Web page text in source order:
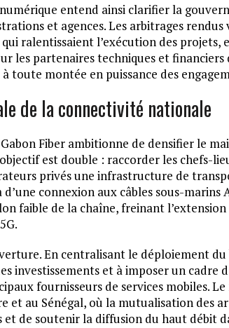
entend ainsi clarifier la
et agences. Les arbitrages
ralentissaient l’exécution des projets,
les partenaires techniques et financiers
toute montée en puissance des
de la connectivité nationale
Fiber ambitionne de densifier le
est double : raccorder les chefs-
privés une infrastructure de
connexion aux câbles sous-marins
faible de la chaîne, freinant l’extension
En centralisant le déploiement
investissements et à imposer un cadre
fournisseurs de services mobiles. Le
et au Sénégal, où la mutualisation des
de soutenir la diffusion du haut débit